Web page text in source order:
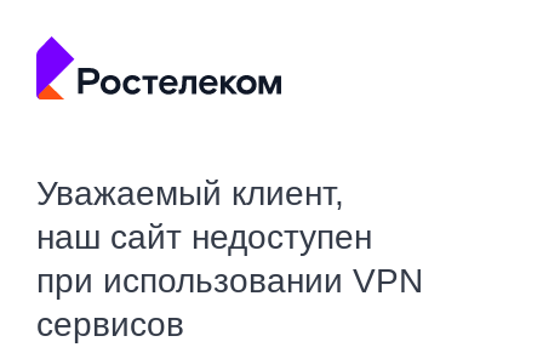
Уважаемый клиент,
наш сайт недоступен
при использовании VPN
сервисов